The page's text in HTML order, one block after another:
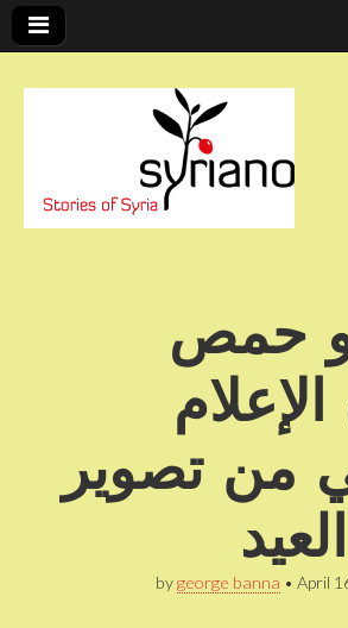
حمص
من تصوير
bygeorge banna • April